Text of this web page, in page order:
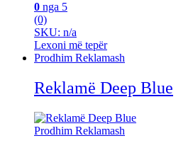
0 nga 5
(0)
SKU: n/a
Lexoni më tepër
Prodhim Reklamash
Reklamë Deep Blue
Prodhim Reklamash